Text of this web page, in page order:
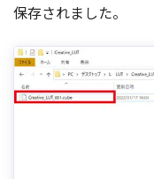
保存されました。